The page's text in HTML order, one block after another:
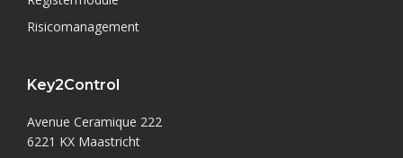
Risicomanagement
Key2Control
Avenue Ceramique 222
6221 KX Maastricht